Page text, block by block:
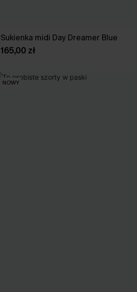
Sukienka midi Day Dreamer Blue
165,00 zł
NOWY